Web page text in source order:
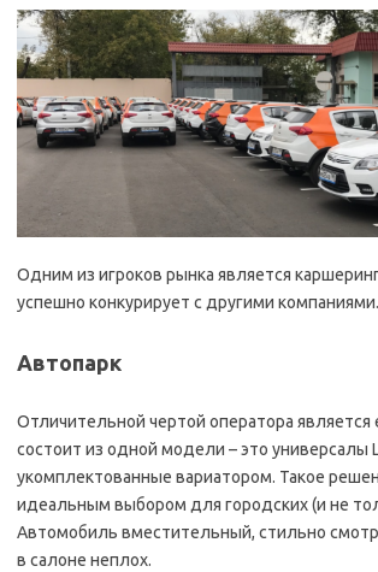
Одним из игроков рынка является
успешно конкурирует с другими компаниями.
Автопарк
Отличительной чертой оператора является
состоит из одной модели – это универсалы
укомплектованные вариатором. Такое
идеальным выбором для городских (и не
Автомобиль вместительный, стильно
в салоне неплох.